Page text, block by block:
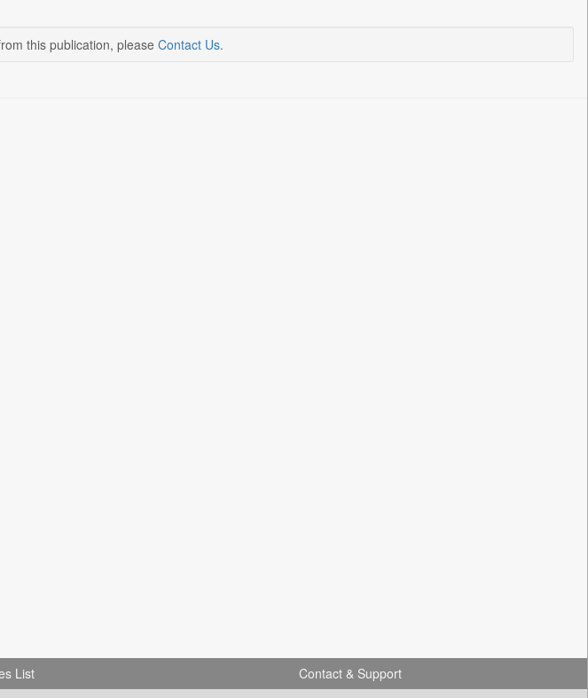
this publication, please Contact Us.
List Contact & Support